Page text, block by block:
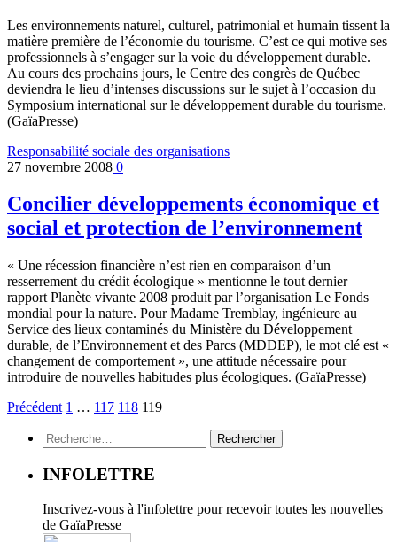
Les environnements naturel, culturel, patrimonial et humain tissent la
matière première de l’économie du tourisme. C’est ce qui motive ses
professionnels à s’engager sur la voie du développement durable.
Au cours des prochains jours, le Centre des congrès de Québec
deviendra le lieu d’intenses discussions sur le sujet à l’occasion du
Symposium international sur le développement durable du tourisme.
(GaïaPresse)
Responsabilité sociale des organisations
27 novembre 2008 0
Concilier développements économique et
social et protection de l’environnement
« Une récession financière n’est rien en comparaison d’un
resserrement du crédit écologique » mentionne le tout dernier
rapport Planète vivante 2008 produit par l’organisation Le Fonds
mondial pour la nature. Pour Madame Tremblay, ingénieure au
Service des lieux contaminés du Ministère du Développement
durable, de l’Environnement et des Parcs (MDDEP), le mot clé est «
changement de comportement », une attitude nécessaire pour
introduire de nouvelles habitudes plus écologiques. (GaïaPresse)
Précédent 1 … 117 118 119
Rechercher :
INFOLETTRE
Inscrivez-vous à l'infolettre pour recevoir toutes les nouvelles
de GaïaPresse